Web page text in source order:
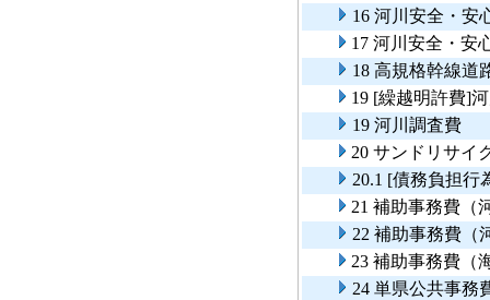
16 河川安全・安
17 河川安全・安
18 高規格幹線道
19 [繰越明許費]
19 河川調査費
20 サンドリサイ
20.1 [債務負担行
21 補助事務費（
22 補助事務費（
23 補助事務費（
24 単県公共事務